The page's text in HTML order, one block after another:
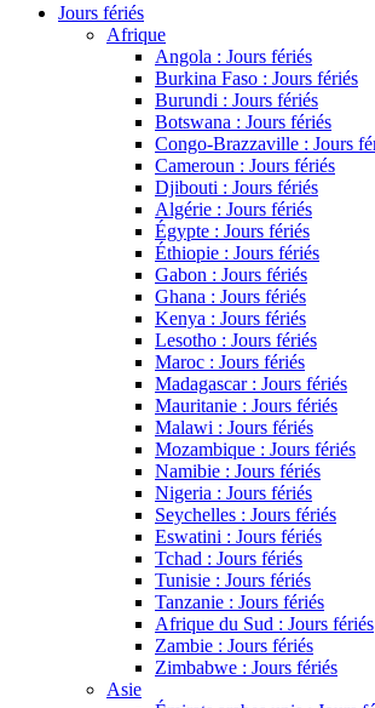
Jours fériés
Afrique
Angola : Jours fériés
Burkina Faso : Jours fériés
Burundi : Jours fériés
Botswana : Jours fériés
Congo-Brazzaville : Jours
Cameroun : Jours fériés
Djibouti : Jours fériés
Algérie : Jours fériés
Égypte : Jours fériés
Éthiopie : Jours fériés
Gabon : Jours fériés
Ghana : Jours fériés
Kenya : Jours fériés
Lesotho : Jours fériés
Maroc : Jours fériés
Madagascar : Jours fériés
Mauritanie : Jours fériés
Malawi : Jours fériés
Mozambique : Jours fériés
Namibie : Jours fériés
Nigeria : Jours fériés
Seychelles : Jours fériés
Eswatini : Jours fériés
Tchad : Jours fériés
Tunisie : Jours fériés
Tanzanie : Jours fériés
Afrique du Sud : Jours fériés
Zambie : Jours fériés
Zimbabwe : Jours fériés
Asie